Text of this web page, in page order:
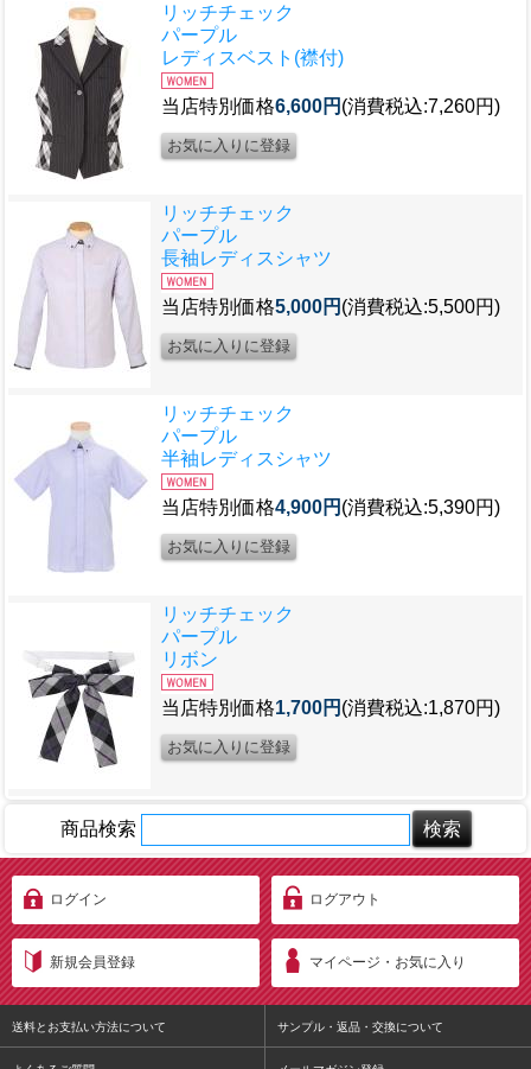
リッチチェック
パープル
レディスベスト(襟付)
当店特別価格6,600円 (消費税込:7,260円)
リッチチェック
パープル
長袖レディスシャツ
当店特別価格5,000円 (消費税込:5,500円)
リッチチェック
パープル
半袖レディスシャツ
当店特別価格4,900円 (消費税込:5,390円)
リッチチェック
パープル
リボン
当店特別価格1,700円 (消費税込:1,870円)
商品検索
ログイン ログアウト
新規会員登録 マイページ・お気に入り
送料とお支払い方法について サンプル・返品・交換について